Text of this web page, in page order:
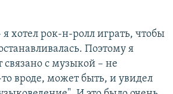
хотел рок-н-ролл играть, чтобы
Поэтому я
связано с музыкой – не
вроде, может быть, и увидел